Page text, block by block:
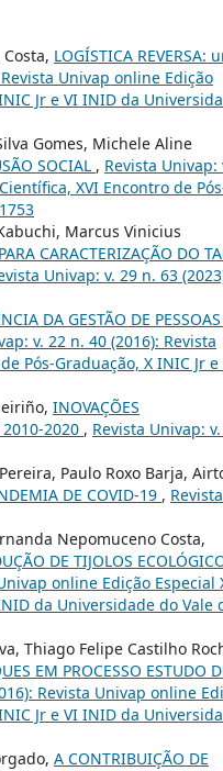
LOGÍSTICA REVERSA:
Univap online Edição
Jr e VI INID da
Gomes, Michele Aline
SOCIAL , Revista Univap:
XVI Encontro de
Marcus Vinicius
CARACTERIZAÇÃO DO
Univap: v. 29 n. 63
DA GESTÃO DE
v. 22 n. 40 (2016): Revista
Pós-Graduação, X INIC Jr e
INOVAÇÕES
2010-2020 , Revista Univap:
Paulo Roxo Barja,
DE COVID-19 , Revista
Nepomuceno Costa,
DE TIJOLOS
online Edição Especial
da Universidade do Vale
Thiago Felipe Castilho
EM PROCESSO ESTUDO
Revista Univap online
Jr e VI INID da
A CONTRIBUIÇÃO DE